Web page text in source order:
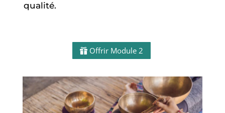
qualité.
Offrir Module 2